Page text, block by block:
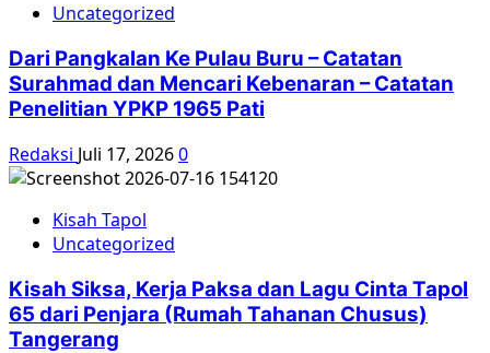
Uncategorized
Dari Pangkalan Ke Pulau Buru – Catatan
Surahmad dan Mencari Kebenaran – Catatan
Penelitian YPKP 1965 Pati
Redaksi Juli 17, 20260
Kisah Tapol
Uncategorized
Kisah Siksa, Kerja Paksa dan Lagu Cinta Tapol
65 dari Penjara (Rumah Tahanan Chusus)
Tangerang